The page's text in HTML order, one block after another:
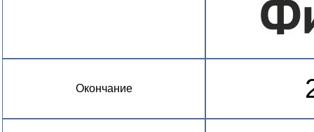
Окончание